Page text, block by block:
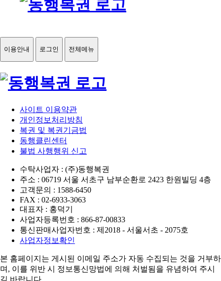
이용안내 로그인 전체메뉴
사이트 이용약관
개인정보처리방침
복권 및 복권기금법
동행클린센터
불법 사행행위 신고
수탁사업자 : (주)동행복권
주소 : 06719 서울 서초구 남부순환로 2423 한원빌딩 4층
고객문의 : 1588-6450
FAX : 02-6933-3063
대표자 : 홍덕기
사업자등록번호 : 866-87-00833
통신판매사업자번호 : 제2018 - 서울서초 - 2075호
사업자정보확인
본 홈페이지는 게시된 이메일 주소가 자동 수집되는 것을 거부하
며, 이를 위반 시 정보통신망법에 의해 처벌됨을 유념하여 주시